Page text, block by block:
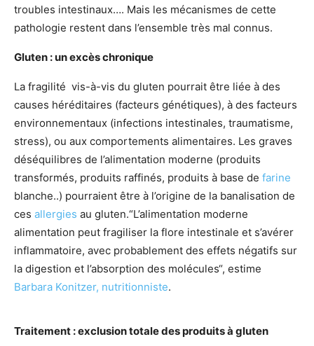
troubles intestinaux…. Mais les mécanismes de cette
pathologie restent dans l’ensemble très mal connus.
Gluten : un excès chronique
La fragilité vis-à-vis du gluten pourrait être liée à des
causes héréditaires (facteurs génétiques), à des facteurs
environnementaux (infections intestinales, traumatisme,
stress), ou aux comportements alimentaires. Les graves
déséquilibres de l’alimentation moderne (produits
transformés, produits raffinés, produits à base de farine
blanche..) pourraient être à l’origine de la banalisation de
ces allergies au gluten.“L’alimentation moderne
alimentation peut fragiliser la flore intestinale et s’avérer
inflammatoire, avec probablement des effets négatifs sur
la digestion et l’absorption des molécules“, estime
Barbara Konitzer, nutritionniste.
Traitement : exclusion totale des produits à gluten